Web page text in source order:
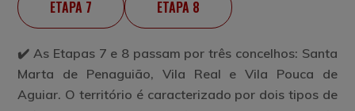
ETAPA 7 ETAPA 8
✔️ As Etapas 7 e 8 passam por três concelhos: Santa
Marta de Penaguião, Vila Real e Vila Pouca de
Aguiar. O território é caracterizado por dois tipos de